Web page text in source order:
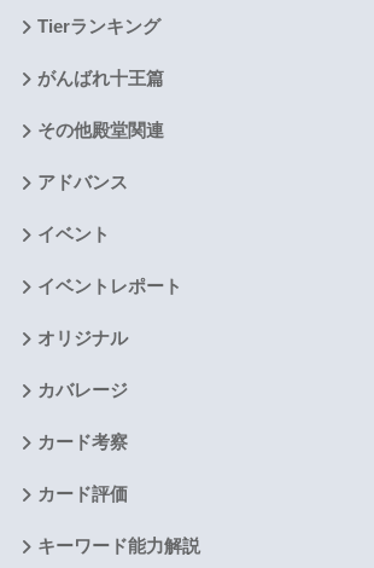
Tierランキング
がんばれ十王篇
その他殿堂関連
アドバンス
イベント
イベントレポート
オリジナル
カバレージ
カード考察
カード評価
キーワード能力解説